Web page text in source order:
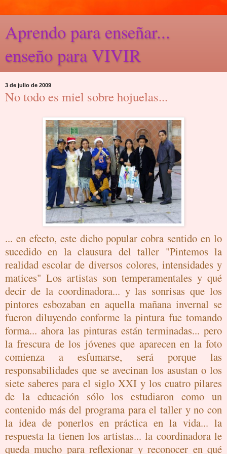
Aprendo para enseñar...
enseño para VIVIR
3 de julio de 2009
No todo es miel sobre hojuelas...
... en efecto, este dicho popular cobra sentido en lo
sucedido en la clausura del taller "Pintemos la
realidad escolar de diversos colores, intensidades y
matices" Los artistas son temperamentales y qué
decir de la coordinadora... y las sonrisas que los
pintores esbozaban en aquella mañana invernal se
fueron diluyendo conforme la pintura fue tomando
forma... ahora las pinturas están terminadas... pero
la frescura de los jóvenes que aparecen en la foto
comienza a esfumarse, será porque las
responsabilidades que se avecinan los asustan o los
siete saberes para el siglo XXI y los cuatro pilares
de la educación sólo los estudiaron como un
contenido más del programa para el taller y no con
la idea de ponerlos en práctica en la vida... la
respuesta la tienen los artistas... la coordinadora le
queda mucho para reflexionar y reconocer en qué